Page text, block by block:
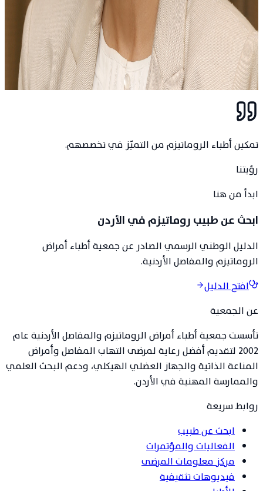
د. مبارك مهير
رَحِمَهُ اللّٰهُ
د. موسى الحديدي
د. وفاء مدانات
تمكين أطباء الروماتيزم من التميّز في تخصصهم.
رؤيتنا
ابدأ من هنا
ابحث عن طبيب روماتيزم في الأردن
الدليل الوطني الرسمي الصادر عن جمعية أطباء أمراض
الروماتيزم والمفاصل الأردنية.
افتح الدليل
عن الجمعية
تأسست جمعية أطباء أمراض الروماتيزم والمفاصل الأردنية عام
2002 لتقديم أفضل رعاية لمرضى التهاب المفاصل وأمراض
المناعة الذاتية والجهاز العضلي الهيكلي، ودعم البحث العلمي
والممارسة المهنية في الأردن.
روابط سريعة
ابحث عن طبيب
الفعاليات والمؤتمرات
مركز معلومات المرضى
فيديوهات تثقيفية